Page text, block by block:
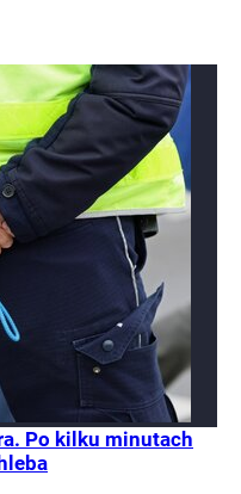
Po kilku minutach